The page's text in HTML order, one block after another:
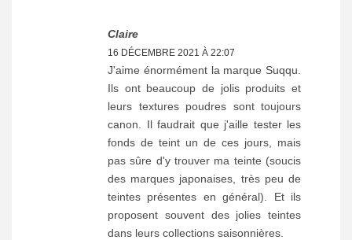
Claire
16 DÉCEMBRE 2021 À 22:07
J'aime énormément la marque Suqqu.
Ils ont beaucoup de jolis produits et
leurs textures poudres sont toujours
canon. Il faudrait que j'aille tester les
fonds de teint un de ces jours, mais
pas sûre d'y trouver ma teinte (soucis
des marques japonaises, très peu de
teintes présentes en général). Et ils
proposent souvent des jolies teintes
dans leurs collections saisonnières.